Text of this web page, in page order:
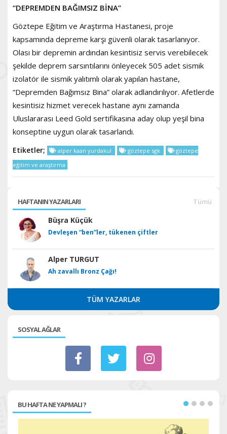
“DEPREMDEN BAĞIMSIZ BİNA”
Göztepe Eğitim ve Araştırma Hastanesi, proje
kapsamında depreme karşı güvenli olarak tasarlanıyor.
Olası bir depremin ardından kesintisiz servis verebilecek
şekilde deprem sarsıntılarını önleyecek 505 adet sismik
izolatör ile sismik yalıtımlı olarak yapılan hastane,
“Depremden Bağımsız Bina” olarak adlandırılıyor. Afetlerde
kesintisiz hizmet verecek hastane aynı zamanda
Uluslararası Leed Gold sertifikasına aday olup yeşil bina
konseptine uygun olarak tasarlandı.
Etiketler; alper kaan yurdakul göztepe sgk
göztepe
eğitim ve araştırma
HAFTANIN YAZARLARI Tümü
Büşra Küçük
Devleşen “ben”ler, tükenen çiftler
Alper TURGUT
Ah zavallı Bronz Çağı!
TÜM YAZARLAR
SOSYAL AĞLAR
BU HAFTA NE YAPMALI ?